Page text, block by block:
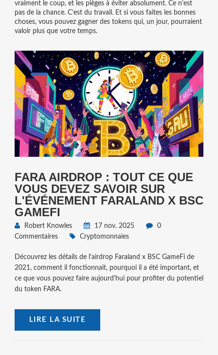
vraiment le coup, et les pièges à éviter absolument. Ce n’est
pas de la chance. C’est du travail. Et si vous faites les bonnes
choses, vous pouvez gagner des tokens qui, un jour, pourraient
valoir plus que votre temps.
FARA AIRDROP : TOUT CE QUE
VOUS DEVEZ SAVOIR SUR
L'ÉVÉNEMENT FARALAND X BSC
GAMEFI
Robert Knowles 17 nov. 2025
0
Commentaires
Cryptomonnaies
Découvrez les détails de l'airdrop Faraland x BSC GameFi de
2021, comment il fonctionnait, pourquoi il a été important, et
ce que vous pouvez faire aujourd'hui pour profiter du potentiel
du token FARA.
LIRE LA SUITE